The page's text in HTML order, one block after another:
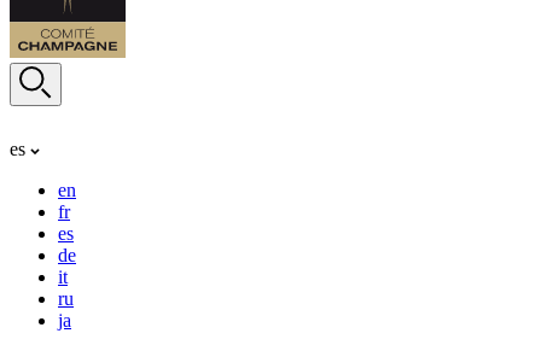
es
en
fr
es
de
it
ru
ja